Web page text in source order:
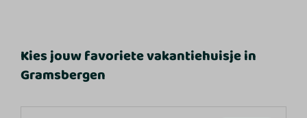
Kies jouw favoriete vakantiehuisje in
Gramsbergen